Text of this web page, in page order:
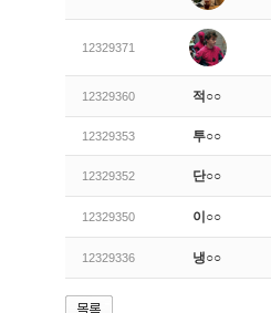
12329371
12329360 적○○
12329353 투○○
12329352 단○○
12329350 이○○
12329336 냉○○